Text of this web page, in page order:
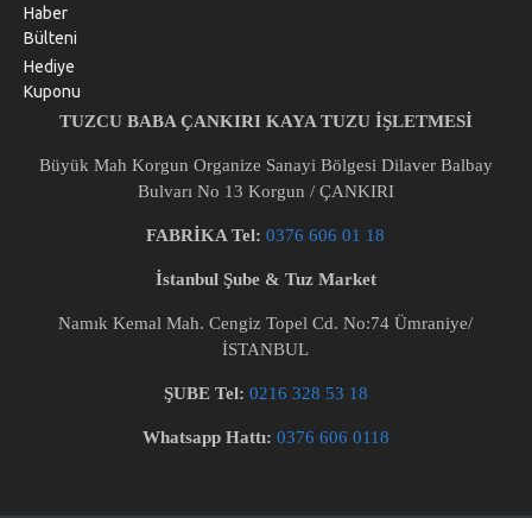
Haber
Bülteni
Hediye
Kuponu
TUZCU BABA ÇANKIRI KAYA TUZU İŞLETMESİ
Büyük Mah Korgun Organize Sanayi Bölgesi Dilaver Balbay
Bulvarı No 13 Korgun / ÇANKIRI
FABRİKA Tel:0376 606 01 18
İstanbul Şube & Tuz Market
Namık Kemal Mah. Cengiz Topel Cd. No:74 Ümraniye/
İSTANBUL
ŞUBE Tel: 0216 328 53 18
Whatsapp Hattı: 0376 606 0118